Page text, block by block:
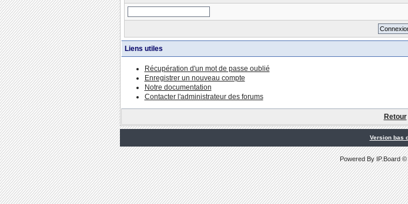
Liens utiles
Récupération d'un mot de passe oublié
Enregistrer un nouveau compte
Notre documentation
Contacter l'administrateur des forums
Retour
Version bas
Powered ByIP.Board©